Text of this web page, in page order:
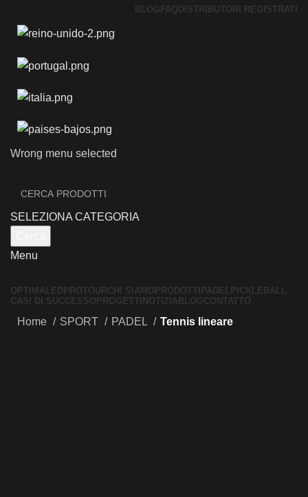
BLOG FAQ DISTRIBUTORI REGISTRATI
Wrong menu selected
SELEZIONA CATEGORIA
Menu
OPTIMALED PROTOUR CHI SIAMO PRODOTTI PADEL PICKLEBALL
CASI DI SUCCESSO PROGETTI NOTIZIA BLOGCONTATTO
Home SPORT PADEL Tennis lineare